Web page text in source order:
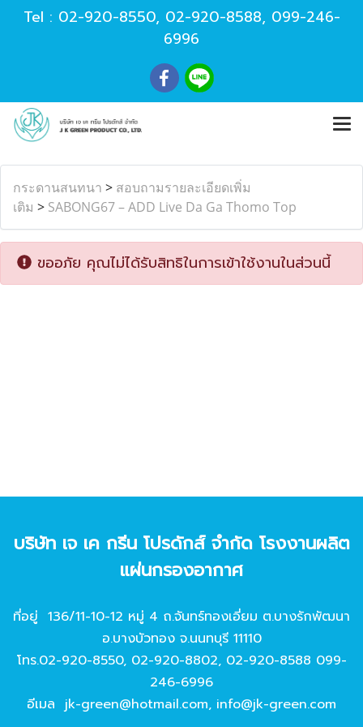
Tel : 02-920-8550, 02-920-8588, 099-246-
6996
กระดานสนทนา > สอบถามรายละเอียดเพิ่ม
เติม > SABONG67 – ADD Live Da Ga Thomo Top
ขออภัย คุณไม่ได้รับสิทธิในการเข้าใช้งานในส่วนนี้
บริษัท เจ เค กรีน โปรดักส์ จํากัด โรงงานผลิต
แผ่นกรองอากาศ
ที่อยู่ 136/11-10-12 หมู่ 4 ถ.จันทร์ทองเอี่ยม ต.บางรักพัฒนา
อ.บางบัวทอง จ.นนทบุรี 11110
โทร.02-920-8550, 02-920-8802, 02-920-8588 099-
246-6996
อีเมล jk-green@hotmail.com, info@jk-green.com